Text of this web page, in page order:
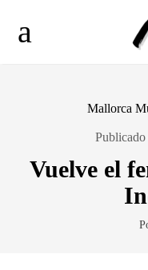
Mallorca
Vuelve el